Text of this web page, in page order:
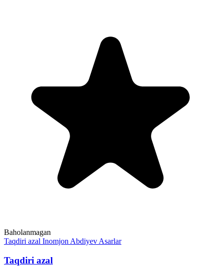
Baholanmagan
Taqdiri azal Inomjon Abdiyev Asarlar
Taqdiri azal